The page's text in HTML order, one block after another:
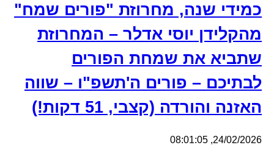
כמידי שנה, מחרוזת "פורים שמח"
מהקלידן יוסי אדלר – המחרוזת
שתביא את שמחת הפורים
לבתיכם – פורים ה'תשפ"ו – שווה
האזנה והורדה (קצבי, 51 דקות!)
24/02/2026, 08:01:05